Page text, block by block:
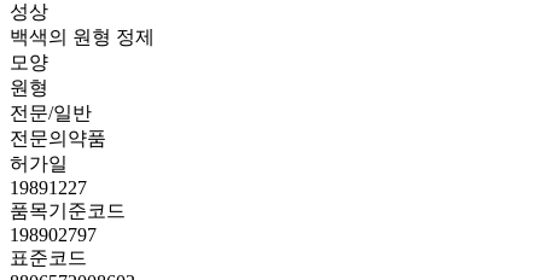
성상
백색의 원형 정제
모양
원형
전문/일반
전문의약품
허가일
19891227
품목기준코드
198902797
표준코드